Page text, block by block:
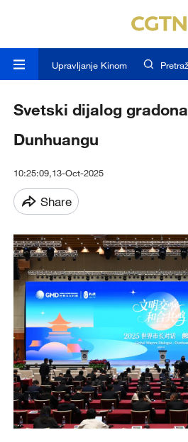
Upravljanje Kinom
Svetski dijalog
Dunhuangu
10:25:09,13-Oct-2025
Share